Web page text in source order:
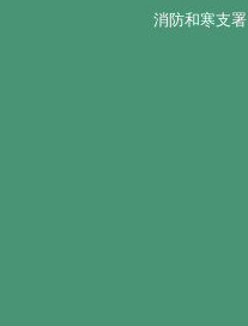
消防和寒支署